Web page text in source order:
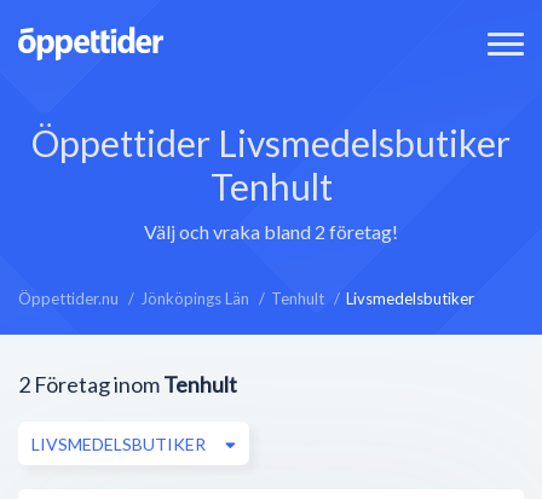
Öppettider Livsmedelsbutiker
Tenhult
Välj och vraka bland 2 företag!
Öppettider.nu Jönköpings Län Tenhult Livsmedelsbutiker
2 Företag inomTenhult
LIVSMEDELSBUTIKER